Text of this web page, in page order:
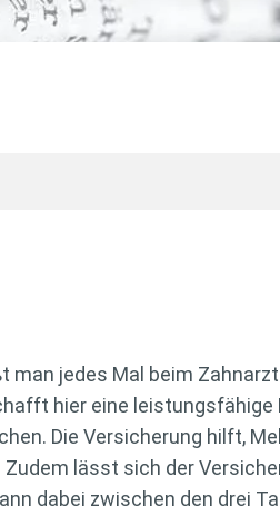
jedes Mal beim
hier eine
Die Versicherung hilft,
lässt sich der
dabei zwischen den drei